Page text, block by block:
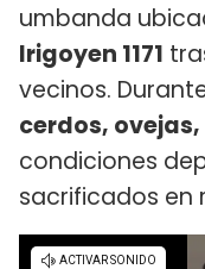
umbanda
Irigoyen 1171
vecinos.
cerdos,
condiciones
sacrificados en